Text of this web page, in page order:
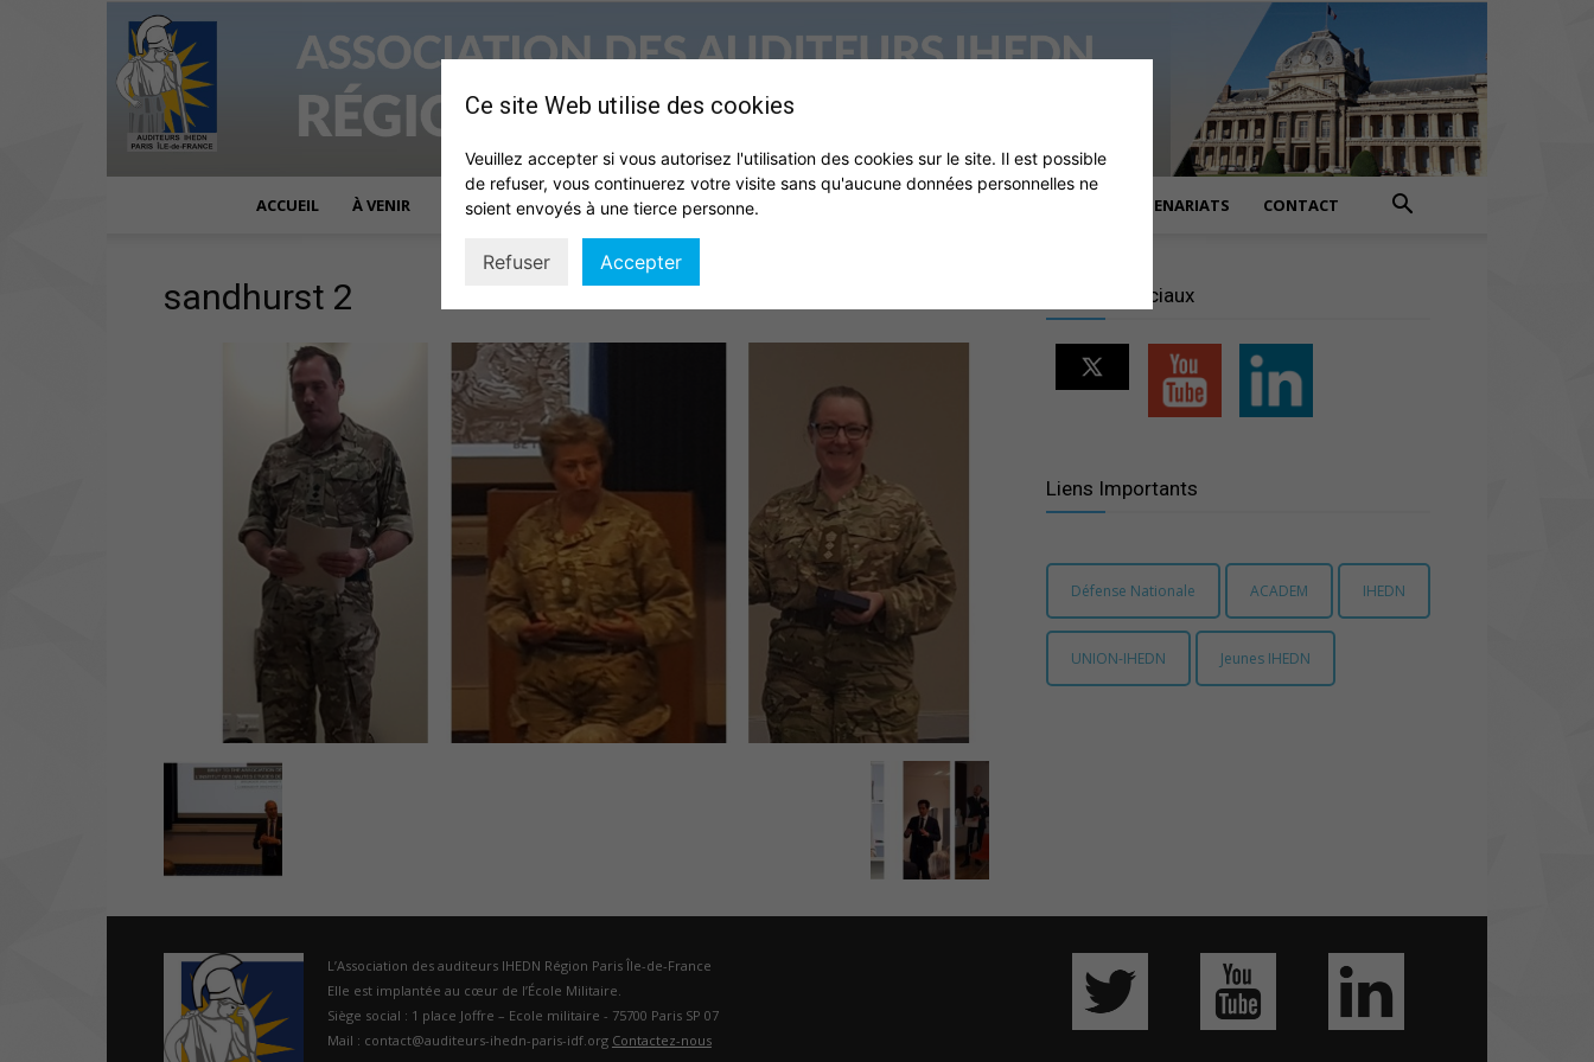
des
auditeurs
IHEDN
ACCUEIL À VENIR ACTUALITÉS QUI SOMMES NOUS ? PARTENARIATS CONTACT
sandhurst 2 Réseaux sociaux
Liens Importants
Défense Nationale ACADEM IHEDN
UNION-IHEDN Jeunes IHEDN
L’Association des auditeurs IHEDN Région Paris Île-de-France
Elle est implantée au cœur de l’École Militaire.
Siège social : 1 place Joffre – Ecole militaire - 75700 Paris SP 07
Mail : contact@auditeurs-ihedn-paris-idf.org Contactez-nous
Ce site Web utilise des cookies
Veuillez accepter si vous autorisez l'utilisation des cookies sur le site. Il est possible
de refuser, vous continuerez votre visite sans qu'aucune données personnelles ne
soient envoyés à une tierce personne.
Refuser Accepter